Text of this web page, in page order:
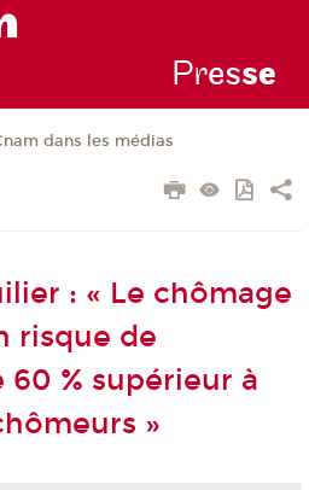
Presse
dans les médias
: « Le chômage
risque de
% supérieur à
»